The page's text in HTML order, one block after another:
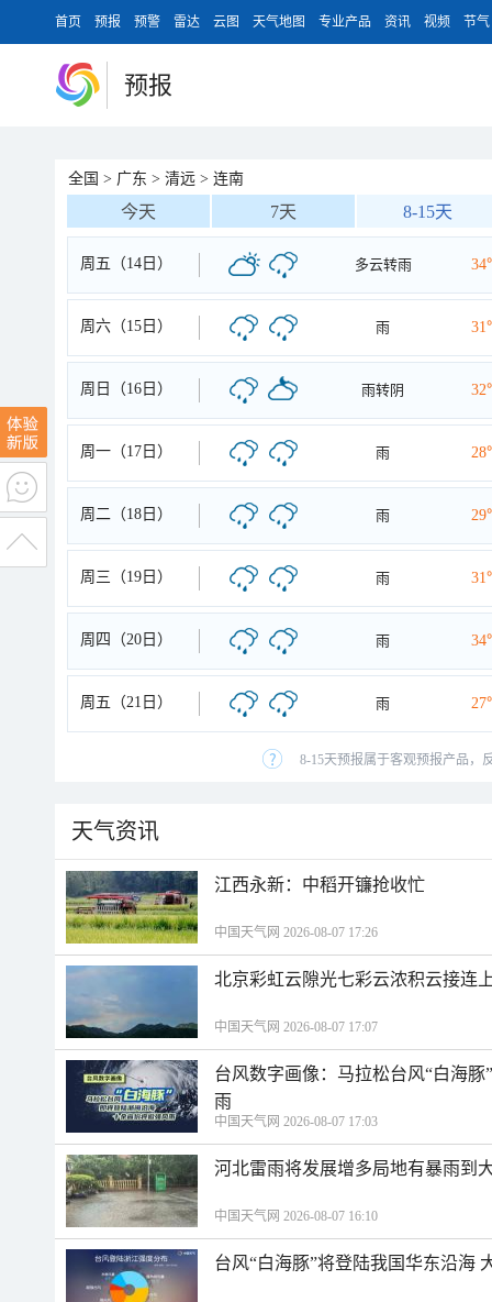
首页 预报 预警 雷达 云图 天气地图 专业产品 资讯 视频 节气
预报
全国 > 广东 > 清远 > 连南
今天 7天 8-15天
周五（14日） 多云转雨
周六（15日） 雨
周日（16日） 雨转阴
周一（17日） 雨
周二（18日） 雨
周三（19日） 雨
周四（20日） 雨
周五（21日） 雨
8-15天预报属于客观预报产品，
天气资讯
江西永新：中稻开镰抢收忙
中国天气网 2026-08-07 17:26
北京彩虹云隙光七彩云浓积云接连
中国天气网 2026-08-07 17:07
台风数字画像：马拉松台风“白海
雨
中国天气网 2026-08-07 17:03
河北雷雨将发展增多局地有暴雨到
中国天气网 2026-08-07 16:10
台风“白海豚”将登陆我国华东沿海